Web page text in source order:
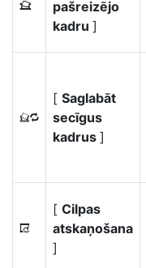
4
pašreizējo
kadru ]
1
[ Saglabāt
secīgus
kadrus ]
1
[ Cilpas
atskaņošana
]